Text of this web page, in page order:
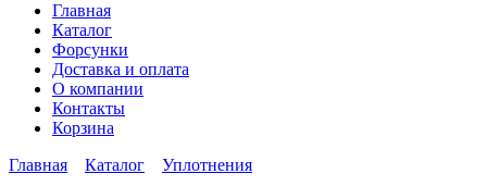
Главная
Каталог
Форсунки
Доставка и оплата
О компании
Контакты
Корзина
Главная
Каталог Уплотнения